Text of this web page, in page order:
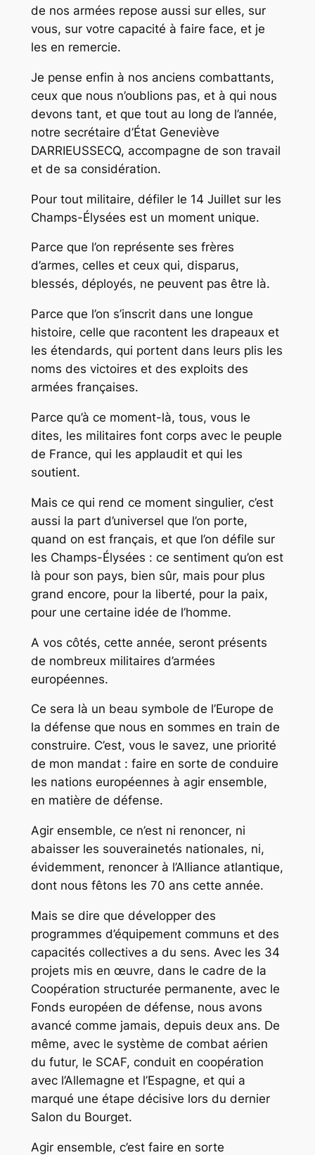
de nos armées repose aussi sur elles, sur
vous, sur votre capacité à faire face, et je
les en remercie.
Je pense enfin à nos anciens combattants,
ceux que nous n’oublions pas, et à qui nous
devons tant, et que tout au long de l’année,
notre secrétaire d’État Geneviève
DARRIEUSSECQ, accompagne de son travail
et de sa considération.
Pour tout militaire, défiler le 14 Juillet sur les
Champs-Élysées est un moment unique.
Parce que l’on représente ses frères
d’armes, celles et ceux qui, disparus,
blessés, déployés, ne peuvent pas être là.
Parce que l’on s’inscrit dans une longue
histoire, celle que racontent les drapeaux et
les étendards, qui portent dans leurs plis les
noms des victoires et des exploits des
armées françaises.
Parce qu’à ce moment-là, tous, vous le
dites, les militaires font corps avec le peuple
de France, qui les applaudit et qui les
soutient.
Mais ce qui rend ce moment singulier, c’est
aussi la part d’universel que l’on porte,
quand on est français, et que l’on défile sur
les Champs-Élysées : ce sentiment qu’on est
là pour son pays, bien sûr, mais pour plus
grand encore, pour la liberté, pour la paix,
pour une certaine idée de l’homme.
A vos côtés, cette année, seront présents
de nombreux militaires d’armées
européennes.
Ce sera là un beau symbole de l’Europe de
la défense que nous en sommes en train de
construire. C’est, vous le savez, une priorité
de mon mandat : faire en sorte de conduire
les nations européennes à agir ensemble,
en matière de défense.
Agir ensemble, ce n’est ni renoncer, ni
abaisser les souverainetés nationales, ni,
évidemment, renoncer à l’Alliance atlantique,
dont nous fêtons les 70 ans cette année.
Mais se dire que développer des
programmes d’équipement communs et des
capacités collectives a du sens. Avec les 34
projets mis en œuvre, dans le cadre de la
Coopération structurée permanente, avec le
Fonds européen de défense, nous avons
avancé comme jamais, depuis deux ans. De
même, avec le système de combat aérien
du futur, le SCAF, conduit en coopération
avec l’Allemagne et l’Espagne, et qui a
marqué une étape décisive lors du dernier
Salon du Bourget.
Agir ensemble, c’est faire en sorte